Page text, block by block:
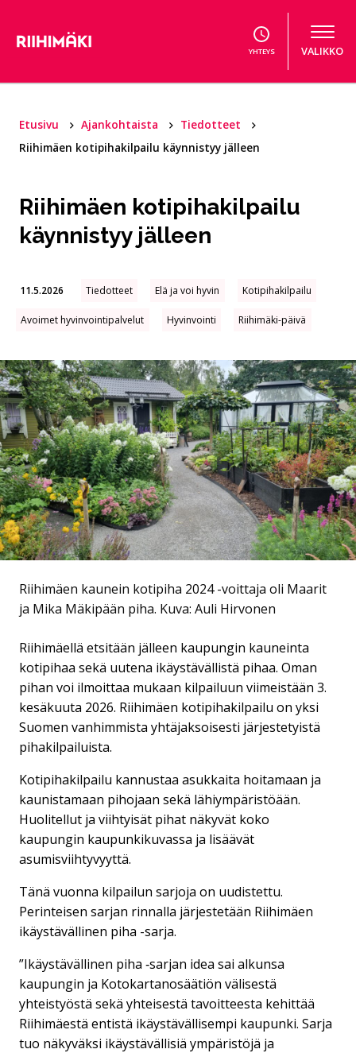
YHTEYS VALIKKO
Etusivu Ajankohtaista
Tiedotteet
Riihimäen kotipihakilpailu käynnistyy jälleen
Riihimäen kotipihakilpailu
käynnistyy jälleen
11.5.2026 Tiedotteet Elä ja voi hyvin Kotipihakilpailu
Avoimet hyvinvointipalvelut Hyvinvointi Riihimäki-päivä
Riihimäen kaunein kotipiha 2024 -voittaja oli Maarit
ja Mika Mäkipään piha. Kuva: Auli Hirvonen
Riihimäellä etsitään jälleen kaupungin kauneinta
kotipihaa sekä uutena ikäystävällistä pihaa. Oman
pihan voi ilmoittaa mukaan kilpailuun viimeistään 3.
kesäkuuta 2026. Riihimäen kotipihakilpailu on yksi
Suomen vanhimmista yhtäjaksoisesti järjestetyistä
pihakilpailuista.
Kotipihakilpailu kannustaa asukkaita hoitamaan ja
kaunistamaan pihojaan sekä lähiympäristöään.
Huolitellut ja viihtyisät pihat näkyvät koko
kaupungin kaupunkikuvassa ja lisäävät
asumisviihtyvyyttä.
Tänä vuonna kilpailun sarjoja on uudistettu.
Perinteisen sarjan rinnalla järjestetään Riihimäen
ikäystävällinen piha -sarja.
”Ikäystävällinen piha ‑sarjan idea sai alkunsa
kaupungin ja Kotokartanosäätiön välisestä
yhteistyöstä sekä yhteisestä tavoitteesta kehittää
Riihimäestä entistä ikäystävällisempi kaupunki. Sarja
tuo näkyväksi ikäystävällisiä ympäristöjä ja